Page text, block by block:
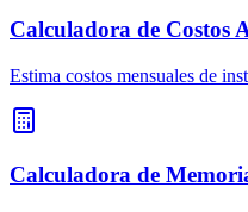
Calculadora de Costos
Estima costos mensuales de
Calculadora de